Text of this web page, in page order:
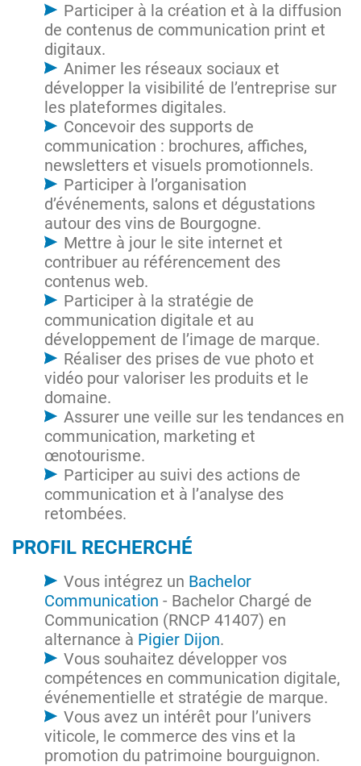
Participer à la création et à la diffusion
de contenus de communication print et
digitaux.
Animer les réseaux sociaux et
développer la visibilité de l’entreprise sur
les plateformes digitales.
Concevoir des supports de
communication : brochures, affiches,
newsletters et visuels promotionnels.
Participer à l’organisation
d’événements, salons et dégustations
autour des vins de Bourgogne.
Mettre à jour le site internet et
contribuer au référencement des
contenus web.
Participer à la stratégie de
communication digitale et au
développement de l’image de marque.
Réaliser des prises de vue photo et
vidéo pour valoriser les produits et le
domaine.
Assurer une veille sur les tendances en
communication, marketing et
œnotourisme.
Participer au suivi des actions de
communication et à l’analyse des
retombées.
PROFIL RECHERCHÉ
Vous intégrez un Bachelor
Communication - Bachelor Chargé de
Communication (RNCP 41407) en
alternance à Pigier Dijon.
Vous souhaitez développer vos
compétences en communication digitale,
événementielle et stratégie de marque.
Vous avez un intérêt pour l’univers
viticole, le commerce des vins et la
promotion du patrimoine bourguignon.